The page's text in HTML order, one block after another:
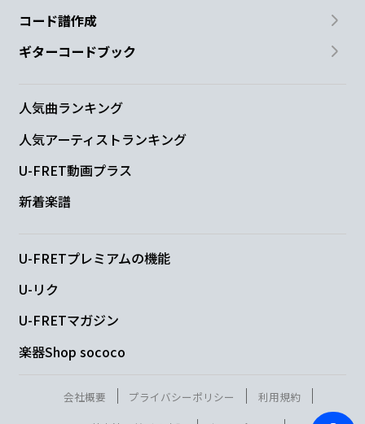
コード譜作成
ギターコードブック
人気曲ランキング
人気アーティストランキング
U-FRET動画プラス
新着楽譜
U-FRETプレミアムの機能
U-リク
U-FRETマガジン
楽器Shop sococo
会社概要 プライバシーポリシー
利用規約